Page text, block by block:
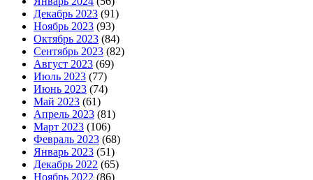
Декабрь 2023 (91)
Ноябрь 2023 (93)
Октябрь 2023 (84)
Сентябрь 2023 (82)
Август 2023 (69)
Июль 2023 (77)
Июнь 2023 (74)
Май 2023 (61)
Апрель 2023 (81)
Март 2023 (106)
Февраль 2023 (68)
Январь 2023 (51)
Декабрь 2022 (65)
Ноябрь 2022 (86)